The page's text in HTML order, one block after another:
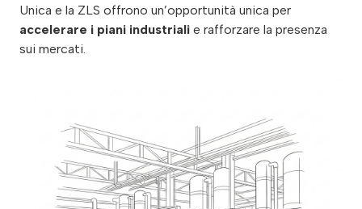
Unica e la ZLS offrono un’opportunità unica per
accelerare i piani industriali e rafforzare la presenza
sui mercati.